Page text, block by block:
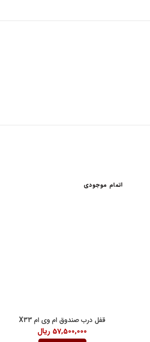
اتمام موجودی
قفل درب صندوق ام وی ام X33
57,500,000 ریال
پنچشنبه ها 9 الی 14:30